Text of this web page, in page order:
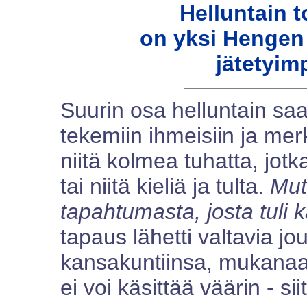
Helluntain
on yksi
Suurin osa helluntain
tekemiin ihmeisiin ja
niitä kolmea tuhatta,
tai niitä kieliä ja tulta.
tapahtumasta, josta tuli
tapaus lähetti valtavia
kansakuntiinsa,
ei voi käsittää väärin -